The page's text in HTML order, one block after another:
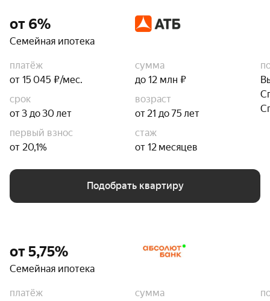
от 6%
Семейная ипотека
платёж
от 15 045 ₽/мес.
сумма
до 12 млн ₽
срок
от 3 до 30 лет
возраст
от 21 до 75 лет
первый взнос
от 20,1%
стаж
от 12 месяцев
Подобрать квартиру
от 5,75%
Семейная ипотека
платёж
сумма